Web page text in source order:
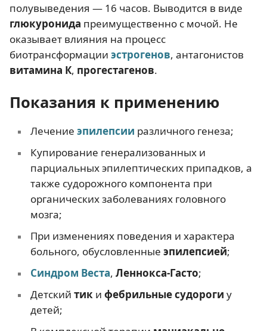
полувыведения — 16 часов. Выводится в виде
глюкуронида преимущественно с мочой. Не
оказывает влияния на процесс
биотрансформации эстрогенов, антагонистов
витамина К, прогестагенов.
Показания к применению
Лечение эпилепсии различного генеза;
Купирование генерализованных и
парциальных эпилептических припадков, а
также судорожного компонента при
органических заболеваниях головного
мозга;
При изменениях поведения и характера
больного, обусловленные эпилепсией;
Синдром Веста, Леннокса-Гасто;
Детский тик и фебрильные судороги у
детей;